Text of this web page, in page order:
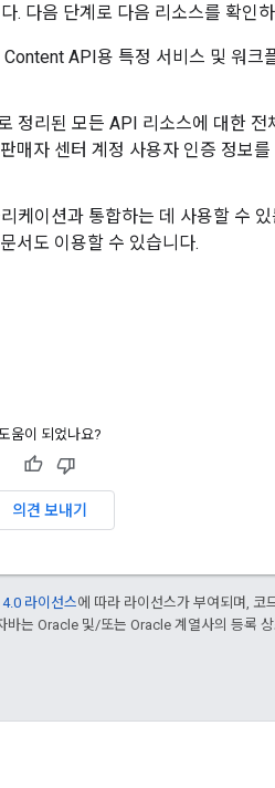
. 다음 단계로 다음 리소스를 확인
Content API용 특정 서비스 및 워크
정리된 모든 API 리소스에 대한 전
매자 센터 계정 사용자 인증 정보
케이션과 통합하는 데 사용할 수
서도 이용할 수 있습니다.
움이 되었나요?
의견 보내기
라이선스에 따라 라이선스가 부여되며, 코
바는 Oracle 및/또는 Oracle 계열사의 등록 상